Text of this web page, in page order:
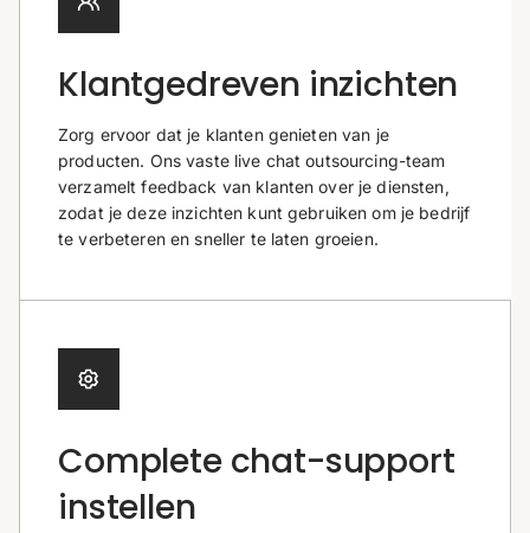
Klantgedreven inzichten
Zorg ervoor dat je klanten genieten van je
producten. Ons vaste live chat outsourcing-team
verzamelt feedback van klanten over je diensten,
zodat je deze inzichten kunt gebruiken om je bedrijf
te verbeteren en sneller te laten groeien.
Complete chat-support
instellen